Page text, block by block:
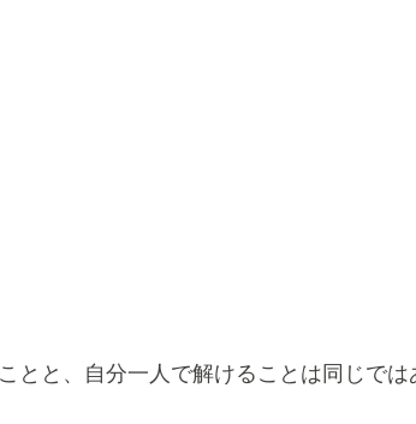
とと、自分一人で解けることは同じでは